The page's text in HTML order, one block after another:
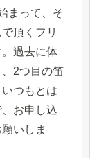
まって、そ
頂くフリ
過去に体
2つ目の笛
つもとは
お申し込
いしま